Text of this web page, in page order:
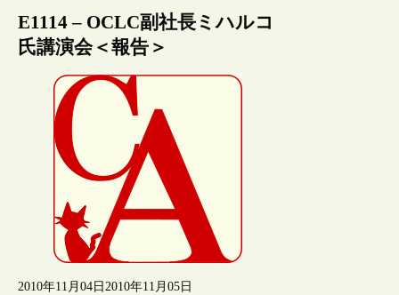
E1114 – OCLC副社長ミハルコ
氏講演会＜報告＞
2010年11月04日 2010年11月05日